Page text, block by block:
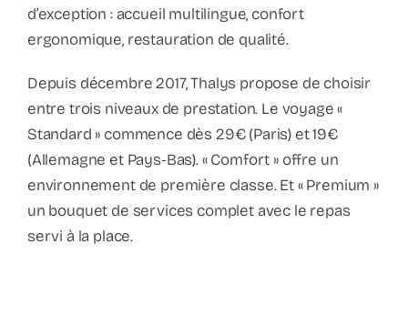
d’exception : accueil multilingue, confort
ergonomique, restauration de qualité.
Depuis décembre 2017, Thalys propose de choisir
entre trois niveaux de prestation. Le voyage «
Standard » commence dès 29€ (Paris) et 19€
(Allemagne et Pays-Bas). « Comfort » offre un
environnement de première classe. Et « Premium »
un bouquet de services complet avec le repas
servi à la place.